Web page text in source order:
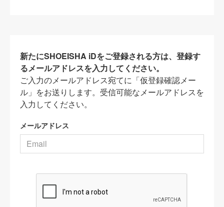
新たにSHOEISHA iDをご登録される方は、登録す
るメールアドレスを入力してください。
ご入力のメールアドレス宛てに「仮登録確認メー
ル」をお送りします。受信可能なメールアドレスを
入力してください。
メールアドレス